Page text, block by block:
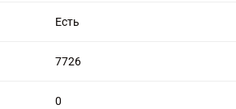
Есть
7726
0